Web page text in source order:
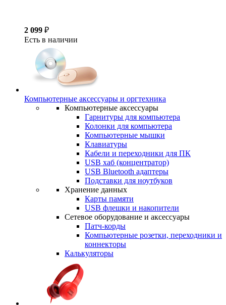
2 099 ₽
Есть в наличии
Компьютерные аксессуары и оргтехника
Компьютерные аксессуары
Гарнитуры для компьютера
Колонки для компьютера
Компьютерные мышки
Клавиатуры
Кабели и переходники для ПК
USB хаб (концентратор)
USB Bluetooth адаптеры
Подставки для ноутбуков
Хранение данных
Карты памяти
USB флешки и накопители
Сетевое оборудование и аксессуары
Патч-корды
Компьютерные розетки, переходники и
коннекторы
Калькуляторы